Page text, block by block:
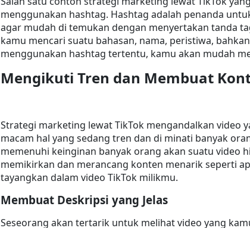
menggunakan hashtag. Hashtag adalah penanda
agar mudah di temukan dengan menyertakan tanda
kamu mencari suatu bahasan, nama, peristiwa,
menggunakan hashtag tertentu, kamu akan mudah
Mengikuti Tren dan Membuat
Strategi marketing lewat TikTok mengandalkan video
macam hal yang sedang tren dan di minati banyak
memenuhi keinginan banyak orang akan suatu video
memikirkan dan merancang konten menarik seperti
tayangkan dalam video TikTok milikmu.
Membuat Deskripsi yang Jelas
Seseorang akan tertarik untuk melihat video yang